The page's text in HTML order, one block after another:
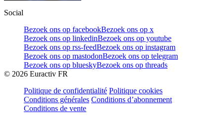
Social
Bezoek ons op facebookBezoek ons op x
Bezoek ons op linkedinBezoek ons op youtube
Bezoek ons op rss-feedBezoek ons op instagram
Bezoek ons op mastodonBezoek ons op telegram
Bezoek ons op blueskyBezoek ons op threads
© 2026 Euractiv FR
Politique de confidentialité Politique cookies
Conditions générales Conditions d’abonnement
Conditions de vente